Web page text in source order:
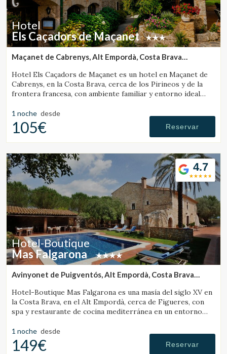
Hotel
Els Caçadors de Maçanet
Maçanet de Cabrenys, Alt Empordà, Costa Brava
Hotel Els Caçadors de Maçanet es un hotel en Maçanet de
Cabrenys, en la Costa Brava, cerca de los Pirineos y de la
frontera francesa, con ambiente familiar y entorno ideal
1 noche desde
105€ Reservar
4.7
Hotel-Boutique
Mas Falgarona
Avinyonet de Puigventós, Alt Empordà, Costa Brava
Hotel-Boutique Mas Falgarona es una masía del siglo XV en
la Costa Brava, en el Alt Empordà, cerca de Figueres, con
spa y restaurante de cocina mediterránea en un entorno
1 noche desde
149€ Reservar